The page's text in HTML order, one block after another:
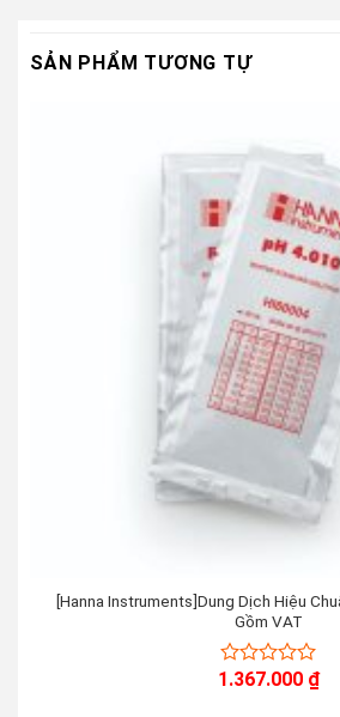
SẢN PHẨM TƯƠNG TỰ
[Hanna Instruments]Dung Dịch Hiệu
Gồm VAT
01.367.000 ₫